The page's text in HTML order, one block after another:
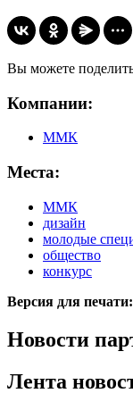
Вы можете
Компании:
ММК
Места:
ММК
дизайн
молодые
общество
конкурс
Версия для печати:
Новости
Лента